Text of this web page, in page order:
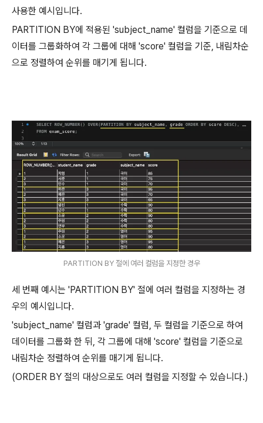
사용한 예시입니다.
PARTITION BY에 적용된 'subject_name' 컬럼을 기준으로 데
이터를 그룹화하여 각 그룹에 대해 'score' 컬럼을 기준, 내림차순
으로 정렬하여 순위를 매기게 됩니다.
PARTITION BY 절에 여러 컬럼을 지정한 경우
세 번째 예시는 'PARTITION BY' 절에 여러 컬럼을 지정하는 경
우의 예시입니다.
'subject_name' 컬럼과 'grade' 컬럼, 두 컬럼을 기준으로 하여
데이터를 그룹화 한 뒤, 각 그룹에 대해 'score' 컬럼을 기준으로
내림차순 정렬하여 순위를 매기게 됩니다.
(ORDER BY 절의 대상으로도 여러 컬럼을 지정할 수 있습니다.)